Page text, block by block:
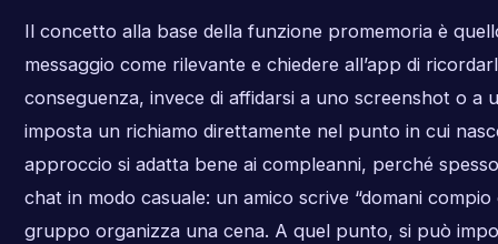
Il concetto alla base della funzione promemoria è
messaggio come rilevante e chiedere all’app di
conseguenza, invece di affidarsi a uno screenshot o a
imposta un richiamo direttamente nel punto in cui
approccio si adatta bene ai compleanni, perché
chat in modo casuale: un amico scrive “domani
gruppo organizza una cena. A quel punto, si può